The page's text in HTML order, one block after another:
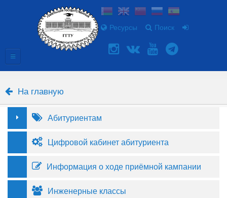
Ресурсы Поиск
На главную
Абитуриентам
Цифровой кабинет абитуриента
Информация о ходе приёмной кампании
Инженерные классы